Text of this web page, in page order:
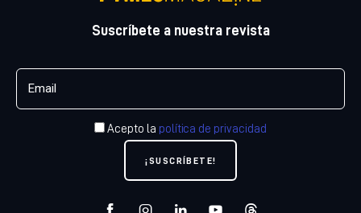
Suscríbete a nuestra revista
Acepto la política de privacidad